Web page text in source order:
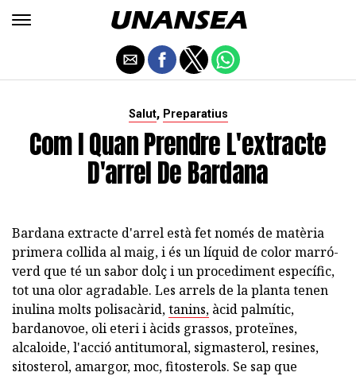
Salut, Preparatius
Com I Quan Prendre L'extracte
D'arrel De Bardana
Bardana extracte d'arrel està fet només de matèria
primera collida al maig, i és un líquid de color marró-
verd que té un sabor dolç i un procediment específic,
tot una olor agradable. Les arrels de la planta tenen
inulina molts polisacàrid,tanins, àcid palmític,
bardanovoe, oli eteri i àcids grassos, proteïnes,
alcaloide, l'acció antitumoral, sigmasterol, resines,
sitosterol, amargor, moc, fitosterols. Se sap que